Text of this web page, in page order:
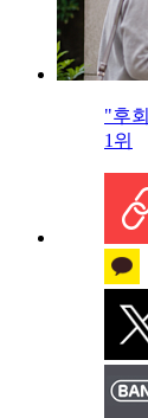
"후
1위